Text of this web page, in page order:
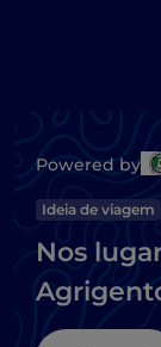
Powered by
Ideia de viagem
Nos